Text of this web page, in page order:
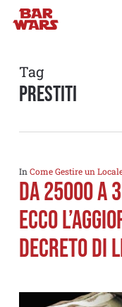
Skip
content
Tag
prestiti
In Come Gestire un
Da 25000 a
Ecco
Decreto di